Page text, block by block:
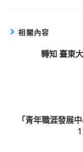
相關內容
轉知 臺東
「青年職涯發展